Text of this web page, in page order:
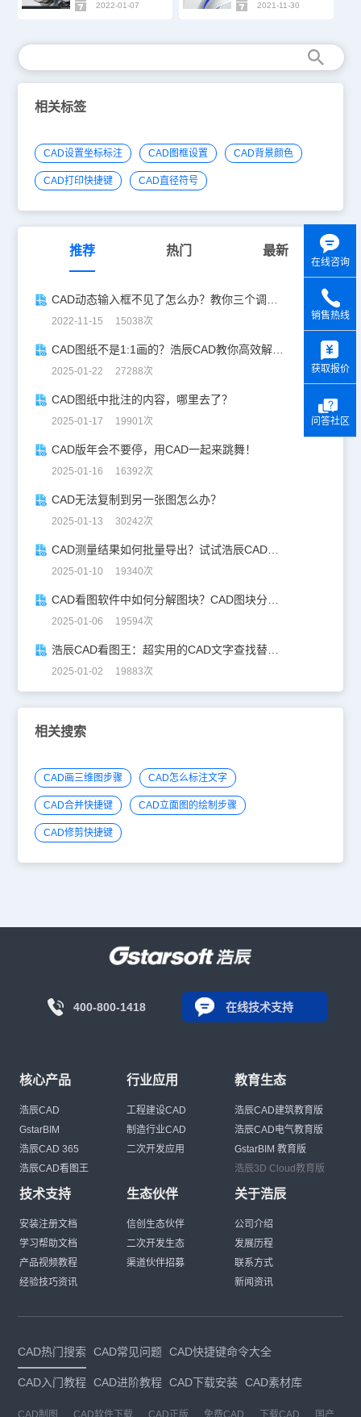
2022-01-07 2021-11-30
相关标签
CAD设置坐标标注 CAD图框设置 CAD背景颜色
CAD打印快捷键 CAD直径符号
推荐 热门 最新
2022-11-15 15038次
CAD图纸不是1:1画的？浩辰CAD教你高效解决！
2025-01-22 27288次
CAD图纸中批注的内容，哪里去了？
2025-01-17 19901次
CAD版年会不要停，用CAD一起来跳舞！
2025-01-16 16392次
CAD无法复制到另一张图怎么办？
2025-01-13 30242次
CAD测量结果如何批量导出？试试浩辰CAD看图王！
2025-01-10 19340次
CAD看图软件中如何分解图块？CAD图块分解详解！
2025-01-06 19594次
浩辰CAD看图王：超实用的CAD文字查找替换技巧分享！
2025-01-02 19883次
相关搜索
CAD画三维图步骤 CAD怎么标注文字
CAD合并快捷键 CAD立面图的绘制步骤
CAD修剪快捷键
400-800-1418 在线技术支持
核心产品
浩辰CAD
GstarBIM
浩辰CAD 365
浩辰CAD看图王
行业应用
工程建设CAD
制造行业CAD
二次开发应用
教育生态
浩辰CAD建筑教育版
浩辰CAD电气教育版
GstarBIM 教育版
浩辰3D Cloud教育版
技术支持
安装注册文档
学习帮助文档
产品视频教程
经验技巧资讯
生态伙伴
信创生态伙伴
二次开发生态
渠道伙伴招募
关于浩辰
公司介绍
发展历程
联系方式
新闻资讯
CAD热门搜索 CAD常见问题 CAD快捷键命令大全
CAD入门教程 CAD进阶教程 CAD下载安装 CAD素材库
在线咨询
销售热线
获取报价
问答社区